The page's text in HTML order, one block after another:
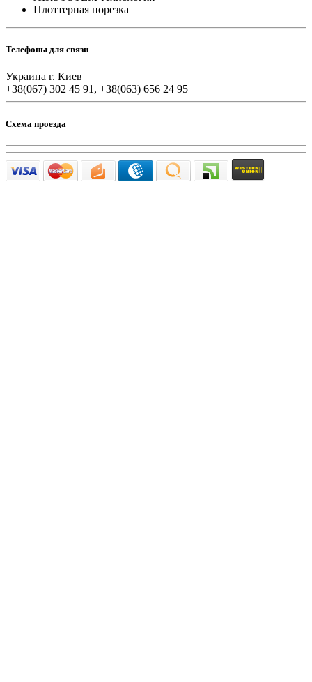
Плоттерная порезка
Телефоны для связи
Украина г. Киев
+38(067) 302 45 91, +38(063) 656 24 95
Схема проезда